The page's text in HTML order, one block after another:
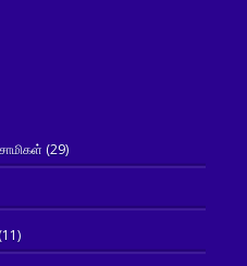
(29)
(11)